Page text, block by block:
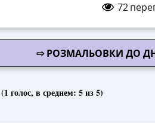
72
⇨ РОЗМАЛЬОВКИ ДО
(1 голос, в среднем: 5из 5)